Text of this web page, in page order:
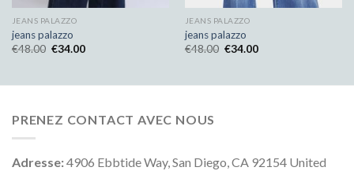
JEANS PALAZZO
jeans palazzo
€48.00 €34.00
JEANS PALAZZO
jeans palazzo
€48.00 €34.00
PRENEZ CONTACT AVEC NOUS
Adresse:4906 Ebbtide Way, San Diego, CA 92154 United